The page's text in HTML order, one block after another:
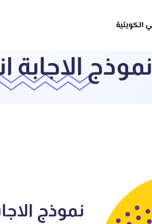
نموذج الاجابة
نموذج